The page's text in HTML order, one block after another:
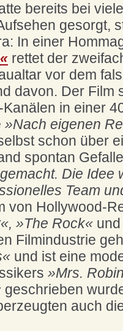
bereits bei
gesorgt,
In einer
rettet der
vor dem
davon. Der Film
in einer
»Nach eigenen
schon über
spontan
Die Idee
Team
von Hollywood-
»The Rock«
Filmindustrie
und ist eine
»Mrs.
geschrieben
auch